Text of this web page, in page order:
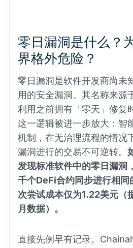
零日漏洞是什么？
界格外危险？
零日漏洞是软件开发商尚未
用的安全漏洞。其名称来源
利用之前拥有「零天」修复
这一逻辑被进一步放大：智
机制，在无治理流程的情况
漏洞进行的交易不可逆转。
发现标准软件中的零日漏洞
千个DeFi合约同步进行相同
次尝试成本仅为1.22美元
月数据）。
直接先例早有记录。